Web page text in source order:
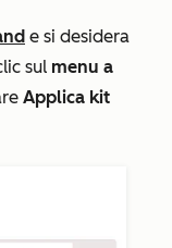
e si desidera
sul menu a
Applica kit